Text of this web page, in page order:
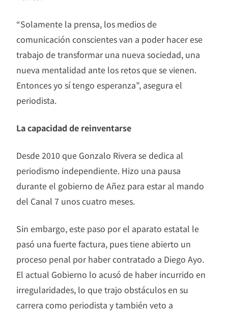
“Solamente la prensa, los medios de
comunicación conscientes van a poder hacer ese
trabajo de transformar una nueva sociedad, una
nueva mentalidad ante los retos que se vienen.
Entonces yo sí tengo esperanza”, asegura el
periodista.
La capacidad de reinventarse
Desde 2010 que Gonzalo Rivera se dedica al
periodismo independiente. Hizo una pausa
durante el gobierno de Añez para estar al mando
del Canal 7 unos cuatro meses.
Sin embargo, este paso por el aparato estatal le
pasó una fuerte factura, pues tiene abierto un
proceso penal por haber contratado a Diego Ayo.
El actual Gobierno lo acusó de haber incurrido en
irregularidades, lo que trajo obstáculos en su
carrera como periodista y también veto a